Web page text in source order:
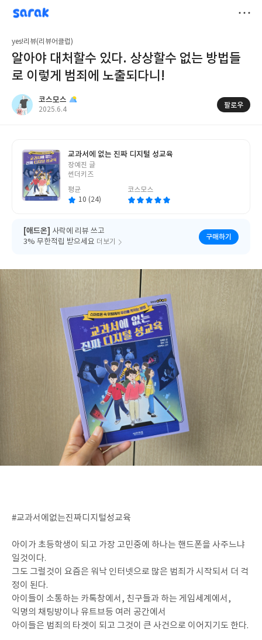
sarak
코스모스
yes!리뷰(리뷰어클럽)
알아야 대처할수 있다. 상상할수 없는 방법들
로 이렇게 범죄에 노출되다니!
코스모스
작
2025.6.4
팔로우
교과서에 없는 진짜 디지털 성교육
글
쓴
장예진 글
썬더키즈
평균
10 (24)
코스모스
[애드온] 사락에 리뷰 쓰고
3% 무한적립 받으세요 더보기
구매하기
#교과서에없는진짜디지털성교육
아이가 초등학생이 되고 가장 고민중에 하나는 핸드폰을 사주느냐
일것이다.
그도 그럴것이 요즘은 워낙 인터넷으로 많은 범죄가 시작되서 더 걱
정이 된다.
아이들이 소통하는 카톡창에서, 친구들과 하는 게임세계에서,
익명의 채팅방이나 유트브등 여러 공간에서
아이들은 범죄의 타겟이 되고 그것이 큰 사건으로 이어지기도 한다.